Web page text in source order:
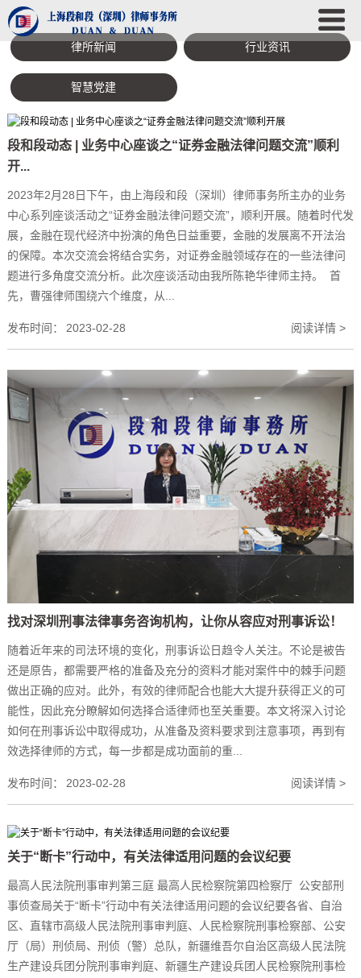
律所新闻 行业资讯
智慧党建
段和段动态 | 业务中心座谈之“证券金融法律问题交流”顺利
开...
2023年2月28日下午，由上海段和段（深圳）律师事务所主办的业务
中心系列座谈活动之“证券金融法律问题交流”，顺利开展。随着时代发
展，金融在现代经济中扮演的角色日益重要，金融的发展离不开法治
的保障。本次交流会将结合实务，对证券金融领域存在的一些法律问
题进行多角度交流分析。此次座谈活动由我所陈艳华律师主持。 首
先，曹强律师围绕六个维度，从...
发布时间： 2023-02-28 阅读详情 >
找对深圳刑事法律事务咨询机构，让你从容应对刑事诉讼！
随着近年来的司法环境的变化，刑事诉讼日趋令人关注。不论是被告
还是原告，都需要严格的准备及充分的资料才能对案件中的棘手问题
做出正确的应对。此外，有效的律师配合也能大大提升获得正义的可
能性，因此充分瞭解如何选择合适律师也至关重要。本文将深入讨论
如何在刑事诉讼中取得成功，从准备及资料要求到注意事项，再到有
效选择律师的方式，每一步都是成功面前的重...
发布时间： 2023-02-28 阅读详情 >
关于“断卡”行动中，有关法律适用问题的会议纪要
最高人民法院刑事审判第三庭 最高人民检察院第四检察厅 公安部刑
事侦查局关于“断卡”行动中有关法律适用问题的会议纪要各省、自治
区、直辖市高级人民法院刑事审判庭、人民检察院刑事检察部、公安
厅（局）刑侦局、刑侦（警）总队，新疆维吾尔自治区高级人民法院
生产建设兵团分院刑事审判庭、新疆生产建设兵团人民检察院刑事检